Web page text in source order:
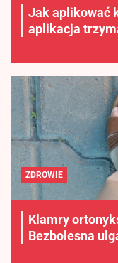
Jak aplikować
aplikacja
ZDROWIE
Klamry
Bezbolesna